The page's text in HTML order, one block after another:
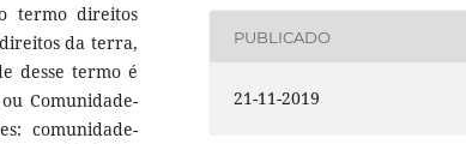
termo direitos
da terra,
desse termo é
Comunidade-
comunidade-
PUBLICADO
21-11-2019